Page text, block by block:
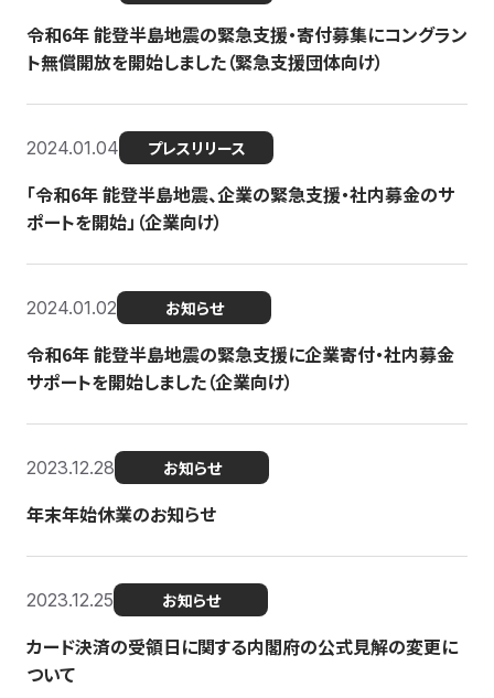
令和6年 能登半島地震の緊急支援・寄付募集にコングラン
ト無償開放を開始しました（緊急支援団体向け）
2024.01.04 プレスリリース
「令和6年 能登半島地震、企業の緊急支援・社内募金のサ
ポートを開始」（企業向け）
2024.01.02 お知らせ
令和6年 能登半島地震の緊急支援に企業寄付・社内募金
サポートを開始しました（企業向け）
2023.12.28 お知らせ
年末年始休業のお知らせ
2023.12.25 お知らせ
カード決済の受領日に関する内閣府の公式見解の変更に
ついて